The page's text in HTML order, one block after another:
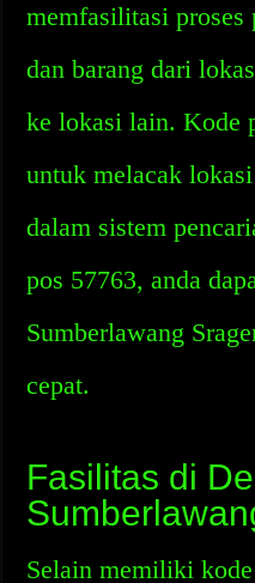
memfasilitasi proses
dan barang dari
ke lokasi lain. Kode
untuk melacak
dalam sistem
pos 57763, anda
Sumberlawang
cepat.
Fasilitas di
Selain memiliki